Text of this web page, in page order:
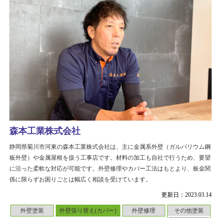
更新日：2023.03.14
外壁塗装 外壁張り替え(カバー) 外壁修理
その他塗装
森本工業株式会社
静岡県菊川市河東の森本工業株式会社は、主に金属系外壁（ガルバリウム鋼
板外壁）や金属屋根を扱う工事店です。材料の加工も自社で行うため、要望
に沿った柔軟な対応が可能です。外壁修理やカバー工法はもとより、板金関
係に限らずお困りごとは幅広く相談を受けています。